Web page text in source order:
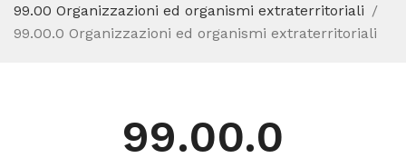
99.00 Organizzazioni ed organismi extraterritoriali
99.00.0 Organizzazioni ed organismi extraterritoriali
99.00.0